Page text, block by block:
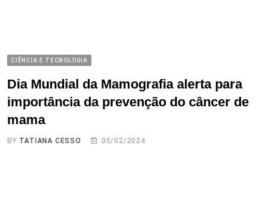
CIÊNCIA E TECNOLOGIA
Dia Mundial da Mamografia alerta para
importância da prevenção do câncer de
mama
BY TATIANA CESSO 05/02/2024